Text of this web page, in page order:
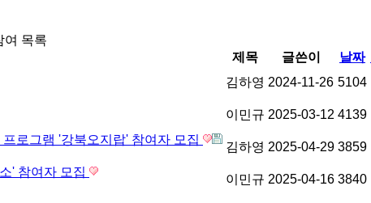
여 목록
제목 글쓴이 날짜
김하영 2024-11-26 5104
이민규 2025-03-12 4139
로그램 '강북오지랍' 참여자 모집
김하영 2025-04-29 3859
' 참여자 모집
이민규 2025-04-16 3840